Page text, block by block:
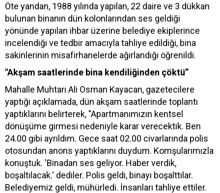
Öte yandan, 1988 yılında yapılan, 22 daire ve 3 dükkan
bulunan binanın dün kolonlarından ses geldiği
yönünde yapılan ihbar üzerine belediye ekiplerince
incelendiği ve tedbir amacıyla tahliye edildiği, bina
sakinlerinin misafirhanelerde ağırlandığı öğrenildi.
"Akşam saatlerinde bina kendiliğinden çöktü”
Mahalle Muhtarı Ali Osman Kayacan, gazetecilere
yaptığı açıklamada, dün akşam saatlerinde toplantı
yaptıklarını belirterek, "Apartmanımızın kentsel
dönüşüme girmesi nedeniyle karar verecektik. Ben
24.00 gibi ayrıldım. Gece saat 02.00 civarlarında polis
otosundan anons yaptıklarını duydum. Komşularımızla
konuştuk. 'Binadan ses geliyor. Haber verdik,
boşaltılacak.' dediler. Polis geldi, binayı boşalttılar.
Belediyemiz geldi, mühürledi. İnsanları tahliye ettiler.